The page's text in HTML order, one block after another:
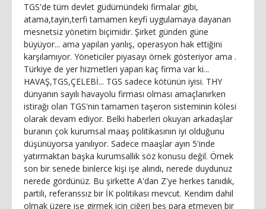
TGS'de tüm devlet güdümündeki firmalar gibi,
atama,tayin,terfi tamamen keyfi uygulamaya dayanan
mesnetsiz yönetim biçimidir. Şirket günden güne
büyüyor... ama yapılan yanlış, operasyon hak ettiğini
karşılamıyor. Yöneticiler piyasayı örnek gösteriyor ama .
Türkiye de yer hizmetleri yapan kaç firma var ki...
HAVAŞ,TGS,ÇELEBİ... TGS sadece kötünün iyisi. THY
dünyanın sayılı havayolu firması olması amaçlanırken
istirağı olan TGS'nin tamamen taşeron sisteminin kölesi
olarak devam ediyor. Belki haberleri okuyan arkadaşlar
buranın çok kurumsal maaş politikasının iyi olduğunu
düşünüyorsa yanılıyor. Sadece maaşlar ayın 5'inde
yatırmaktan başka kurumsallık söz konusu değil. Örnek
son bir senede binlerce kişi işe alındı, nerede duydunuz
nerede gördünüz. Bu şirkette A'dan Z'ye herkes tanıdık,
partili, referanssız bir İK politikası mevcut. Kendim dahil
olmak üzere işe girmek için ciğeri beş para etmeyen bir